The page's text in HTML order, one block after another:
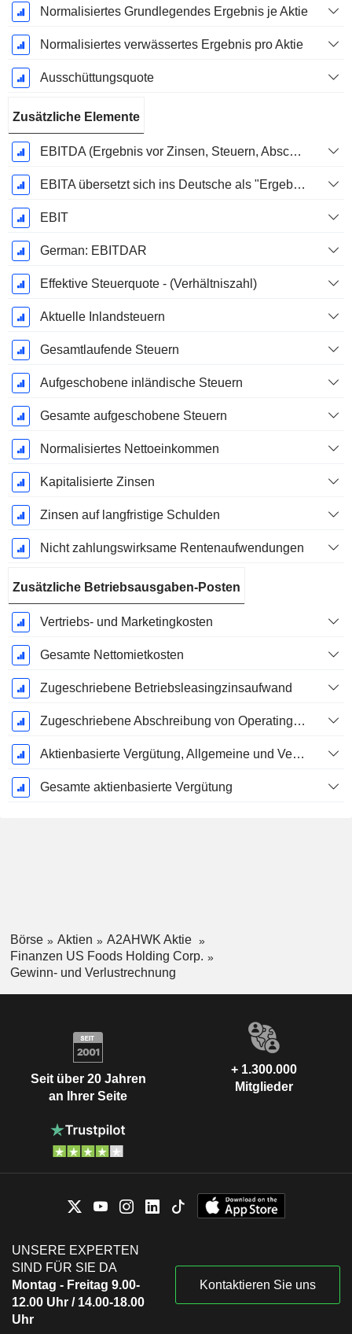
Normalisiertes Grundlegendes Ergebnis je Aktie
Normalisiertes verwässertes Ergebnis pro Aktie
Ausschüttungsquote
Zusätzliche Elemente
EBITDA (Ergebnis vor Zinsen, Steuern, Abschreibungen auf immaterielle Vermögenswerte und Sachanlagen)
EBITA übersetzt sich ins Deutsche als "Ergebnis vor Zinsen, Steuern und Abschreibungen".
EBIT
German: EBITDAR
Effektive Steuerquote - (Verhältniszahl)
Aktuelle Inlandsteuern
Gesamtlaufende Steuern
Aufgeschobene inländische Steuern
Gesamte aufgeschobene Steuern
Normalisiertes Nettoeinkommen
Kapitalisierte Zinsen
Zinsen auf langfristige Schulden
Nicht zahlungswirksame Rentenaufwendungen
Zusätzliche Betriebsausgaben-Posten
Vertriebs- und Marketingkosten
Gesamte Nettomietkosten
Zugeschriebene Betriebsleasingzinsaufwand
Zugeschriebene Abschreibung von Operating-Leasingverträgen
Aktienbasierte Vergütung, Allgemeine und Verwaltungskosten (Gesamt)
Gesamte aktienbasierte Vergütung
Börse Aktien
A2AHWK Aktie
Finanzen US Foods Holding Corp.
Gewinn- und Verlustrechnung
Seit über 20 Jahren
an Ihrer Seite
+ 1.300.000
Mitglieder
UNSERE EXPERTEN
SIND FÜR SIE DA
Montag - Freitag 9.00-
12.00 Uhr / 14.00-18.00
Uhr
Kontaktieren Sie uns